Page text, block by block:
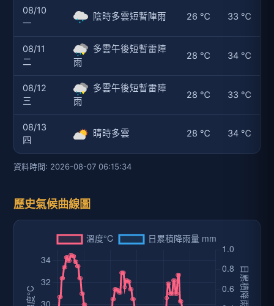
08/10
一
陰時多雲短暫陣雨 26 ℃ 33 ℃
08/11
二
多雲午後短暫雷陣
雨
28 ℃ 34 ℃
08/12
三
多雲午後短暫雷陣
雨
28 ℃ 33 ℃
08/13
四
晴時多雲 28 ℃ 34 ℃
資料時間: 2026-08-07 06:15:34
歷史氣候曲線圖